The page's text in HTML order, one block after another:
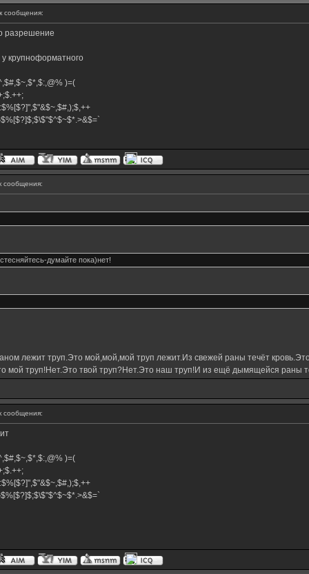
сообщения:
разрешение
крупноформатного
)=(
сообщения:
думайте пока)нет!
лежит труп.Это мой,мой,мой труп лежит.Из свежей раны течёт
мой труп!Нет.Это твой труп?Нет.Это наш труп!И из ещё дымящейся раны
сообщения:
)=(